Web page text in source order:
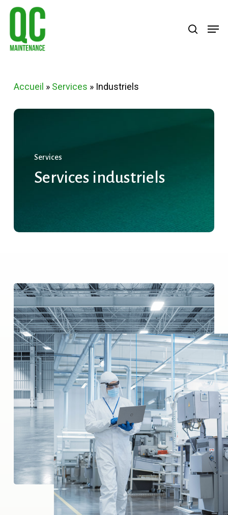
Skip
main
Accueil » Services » Industriels
Services
Services industriels